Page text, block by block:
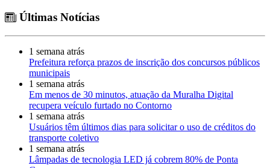
Últimas Notícias
1 semana atrás
Prefeitura reforça prazos de inscrição dos concursos públicos
municipais
1 semana atrás
Em menos de 30 minutos, atuação da Muralha Digital
recupera veículo furtado no Contorno
1 semana atrás
Usuários têm últimos dias para solicitar o uso de créditos do
transporte coletivo
1 semana atrás
Lâmpadas de tecnologia LED já cobrem 80% de Ponta